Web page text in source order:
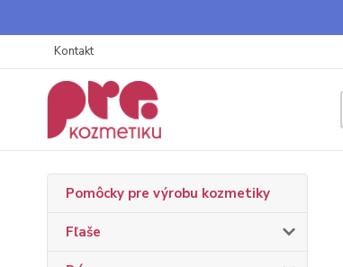
Kontakt
Pomôcky pre výrobu kozmetiky
Fľaše